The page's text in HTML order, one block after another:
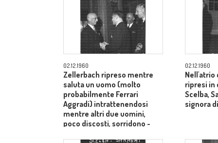
02.12.1960
Zellerbach ripreso mentre
saluta un uomo (molto
probabilmente Ferrari
Aggradi) intrattenendosi
mentre altri due uomini,
poco discosti, sorridono -
02.12.1960
Nell'atrio
ripresi in
Scelba,
signora